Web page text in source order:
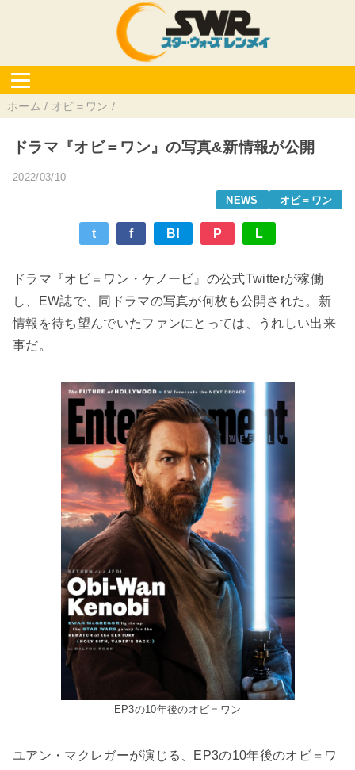
ホーム / オビ＝ワン /
ドラマ『オビ＝ワン』の写真&新情報が公開
2022/03/10
NEWS
オビ＝ワン
t f B! P L
ドラマ『オビ＝ワン・ケノービ』の公式Twitterが稼働
し、EW誌で、同ドラマの写真が何枚も公開された。新
情報を待ち望んでいたファンにとっては、うれしい出来
事だ。
EP3の10年後のオビ＝ワン
ユアン・マクレガーが演じる、EP3の10年後のオビ＝ワ